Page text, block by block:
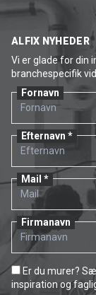
ALFIX NYHEDER
Vi er glade for din
branchespecifik
Fornavn
Efternavn
Mail
Firmanavn
Er du murer?
inspiration og